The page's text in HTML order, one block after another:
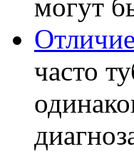
могут
часто